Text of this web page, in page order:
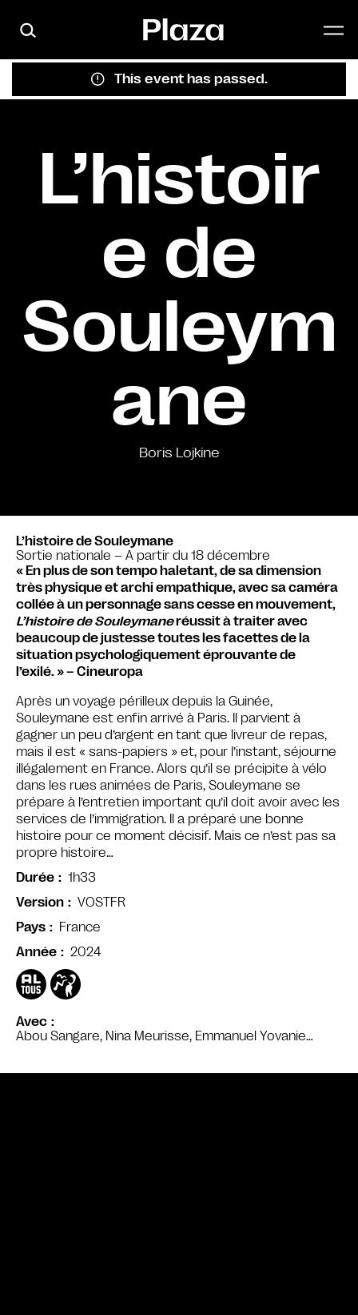
This event has passed.
L’histoir
e de
Souleym
ane
Boris Lojkine
Avec
Abou Sangare, Nina Meurisse, Emmanuel Yovanie…
L’histoire de Souleymane
Sortie nationale – A partir du 18 décembre
« En plus de son tempo haletant, de sa dimension
très physique et archi empathique, avec sa caméra
collée à un personnage sans cesse en mouvement,
L’histoire de Souleymaneréussit à traiter avec
beaucoup de justesse toutes les facettes de la
situation psychologiquement éprouvante de
l’exilé. » – Cineuropa
Après un voyage périlleux depuis la Guinée,
Souleymane est enfin arrivé à Paris. Il parvient à
gagner un peu d’argent en tant que livreur de repas,
mais il est « sans-papiers » et, pour l’instant, séjourne
illégalement en France. Alors qu’il se précipite à vélo
dans les rues animées de Paris, Souleymane se
prépare à l’entretien important qu’il doit avoir avec les
services de l’immigration. Il a préparé une bonne
histoire pour ce moment décisif. Mais ce n’est pas sa
propre histoire…
Durée
1h33
Version
VOSTFR
Pays
France
Année
2024